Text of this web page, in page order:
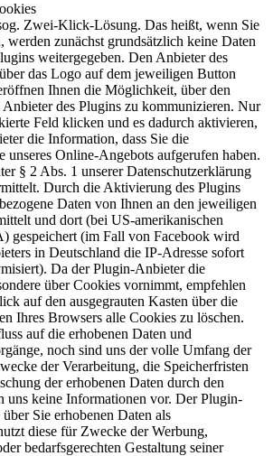
Zwei-Klick-Lösung. Das heißt, wenn Sie
werden zunächst grundsätzlich keine Daten
weitergegeben. Den Anbieter des
das Logo auf dem jeweiligen Button
Ihnen die Möglichkeit, über den
des Plugins zu kommunizieren. Nur
Feld klicken und es dadurch aktivieren,
die Information, dass Sie die
unseres Online-Angebots aufgerufen haben.
§ 2 Abs. 1 unserer Datenschutzerklärung
Durch die Aktivierung des Plugins
Daten von Ihnen an den jeweiligen
und dort (bei US-amerikanischen
gespeichert (im Fall von Facebook wird
in Deutschland die IP-Adresse sofort
Da der Plugin-Anbieter die
über Cookies vornimmt, empfehlen
auf den ausgegrauten Kasten über die
Ihres Browsers alle Cookies zu löschen.
auf die erhobenen Daten und
noch sind uns der volle Umfang der
der Verarbeitung, die Speicherfristen
der erhobenen Daten durch den
uns keine Informationen vor. Der Plugin-
Sie erhobenen Daten als
diese für Zwecke der Werbung,
bedarfsgerechten Gestaltung seiner